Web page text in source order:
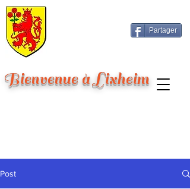
Partager
Bienvenue à Lixheim
Post